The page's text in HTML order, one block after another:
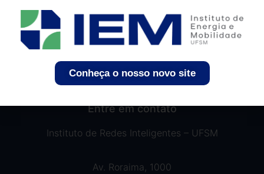
Entre em contato
Instituto de Redes Inteligentes – UFSM
Av. Roraima, 1000
Conheça o nosso novo site